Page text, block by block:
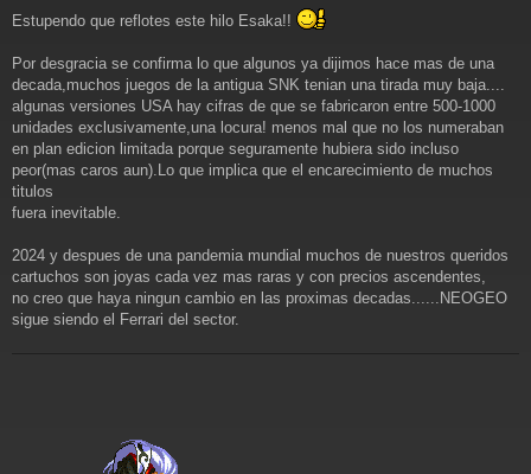
n
a
e
Estupendo que reflotes este hilo Esaka!!
Por desgracia se confirma lo que algunos ya dijimos hace mas de una
decada,muchos juegos de la antigua SNK tenian una tirada muy baja....
algunas versiones USA hay cifras de que se fabricaron entre 500-1000
unidades exclusivamente,una locura! menos mal que no los numeraban
en plan edicion limitada porque seguramente hubiera sido incluso
peor(mas caros aun).Lo que implica que el encarecimiento de muchos
titulos
fuera inevitable.
2024 y despues de una pandemia mundial muchos de nuestros queridos
cartuchos son joyas cada vez mas raras y con precios ascendentes,
no creo que haya ningun cambio en las proximas decadas......NEOGEO
sigue siendo el Ferrari del sector.